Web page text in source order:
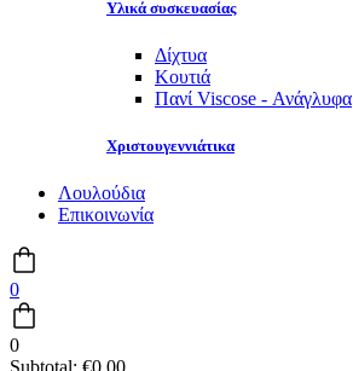
Υλικά συσκευασίας
Δίχτυα
Κουτιά
Πανί Viscose - Ανάγλυφα
Χριστουγεννιάτικα
Λουλούδια
Επικοινωνία
0
0